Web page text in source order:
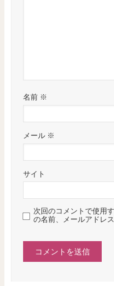
名前 ※
メール ※
サイト
次回のコメントで使用
の名前、メールアドレ